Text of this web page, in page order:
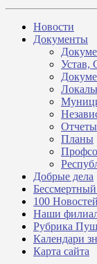
Новости
Документы
Устав,
Отчеты
Планы
Добрые дела
100 Новостей
Наши
Рубрика
Календари
Карта сайта